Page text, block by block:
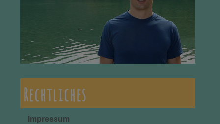
Rechtliches
Impressum